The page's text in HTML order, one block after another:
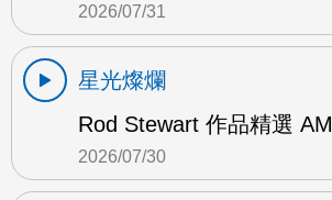
2026/07/31
星光燦爛
Rod Stewart 作品精選 AM
2026/07/30